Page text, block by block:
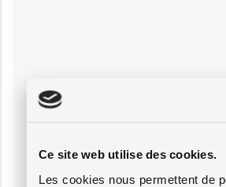
Ce site web utilise des cookies.
Les cookies nous permettent de